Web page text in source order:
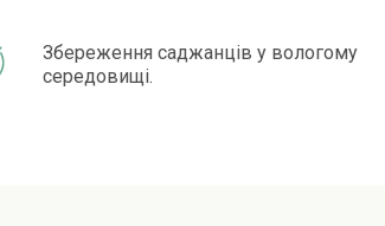
Збереження саджанців у вологому
середовищі.